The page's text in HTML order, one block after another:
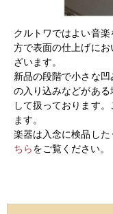
クルトワではよい音
方で表面の仕上げに
ざいます。
新品の段階で小さな
の入り込みなどがあ
して扱っております
ます。
楽器は入念に検品し
ちらをご覧ください。